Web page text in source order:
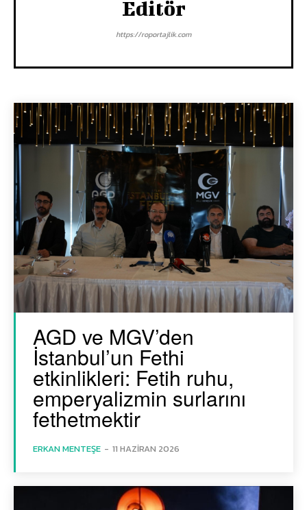
Editör
https://roportajlik.com
AGD ve MGV’den
İstanbul’un Fethi
etkinlikleri: Fetih ruhu,
emperyalizmin surlarını
fethetmektir
ERKAN MENTEŞE - 11 HAZIRAN 2026